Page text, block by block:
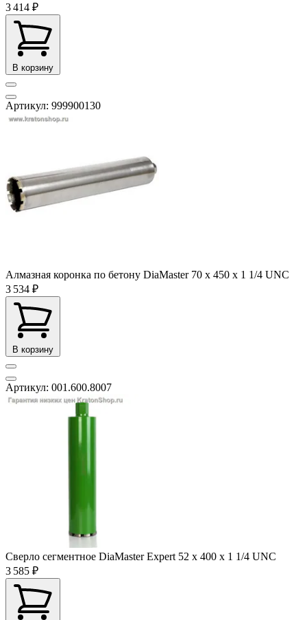
3 414 ₽
В корзину
Артикул: 999900130
Алмазная коронка по бетону DiaMaster 70 х 450 х 1 1/4 UNC
3 534 ₽
В корзину
Артикул: 001.600.8007
Сверло сегментное DiaMaster Expert 52 х 400 х 1 1/4 UNC
3 585 ₽